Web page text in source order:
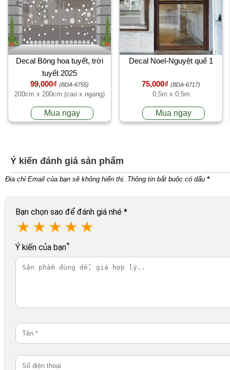
Decal Bông hoa tuyết, trời
tuyết 2025
99,000₫ (BDA-6755)
200cm x 200cm (cao x ngang)
Mua ngay
Decal Noel-Nguyệt quế 1
75,000₫ (BDA-6717)
0,5m x 0,5m
Mua ngay
Ý kiến đánh giá sản phẩm
Địa chỉ Email của bạn sẽ không hiển thị. Thông tin bắt buộc có dấu *
Bạn chọn sao để đánh giá nhé *
★ ★ ★ ★ ★
Ý kiến của bạn*